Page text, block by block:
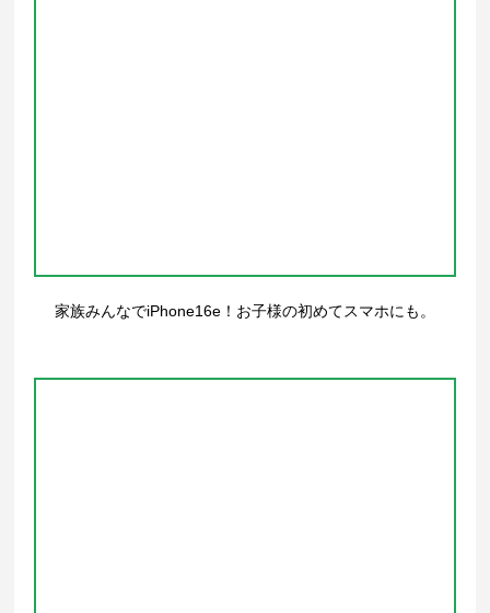
家族みんなでiPhone16e！お子様の初めてスマホにも。